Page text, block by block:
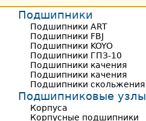
Подшипники
Подшипники ART
Подшипники FBJ
Подшипники KOYO
Подшипники ГПЗ-10
Подшипники качения
Подшипники качения
Подшипники скольжения
Подшипниковые узлы
Корпуса
Корпусные подшипники